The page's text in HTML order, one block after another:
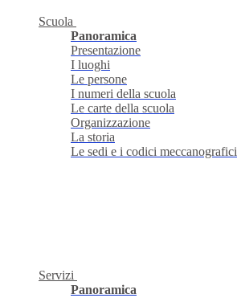
Scuola
Panoramica
Presentazione
I luoghi
Le persone
I numeri della scuola
Le carte della scuola
Organizzazione
La storia
Le sedi e i codici meccanografici
Servizi
Panoramica